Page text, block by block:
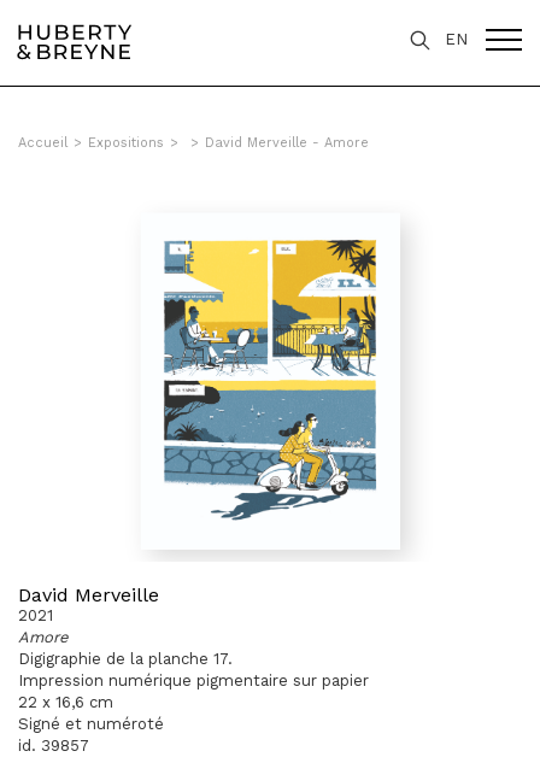
EN
Accueil > Expositions > > David Merveille - Amore
David Merveille
2021
Amore
Digigraphie de la planche 17.
Impression numérique pigmentaire sur papier
22 x 16,6 cm
Signé et numéroté
id. 39857